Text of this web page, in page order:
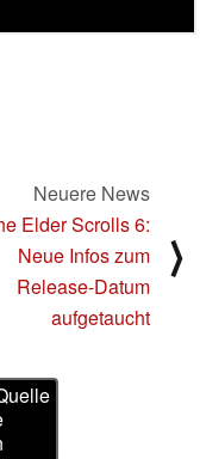
Neuere News
Elder Scrolls 6:
Neue Infos zum
Release-Datum
aufgetaucht
⟩